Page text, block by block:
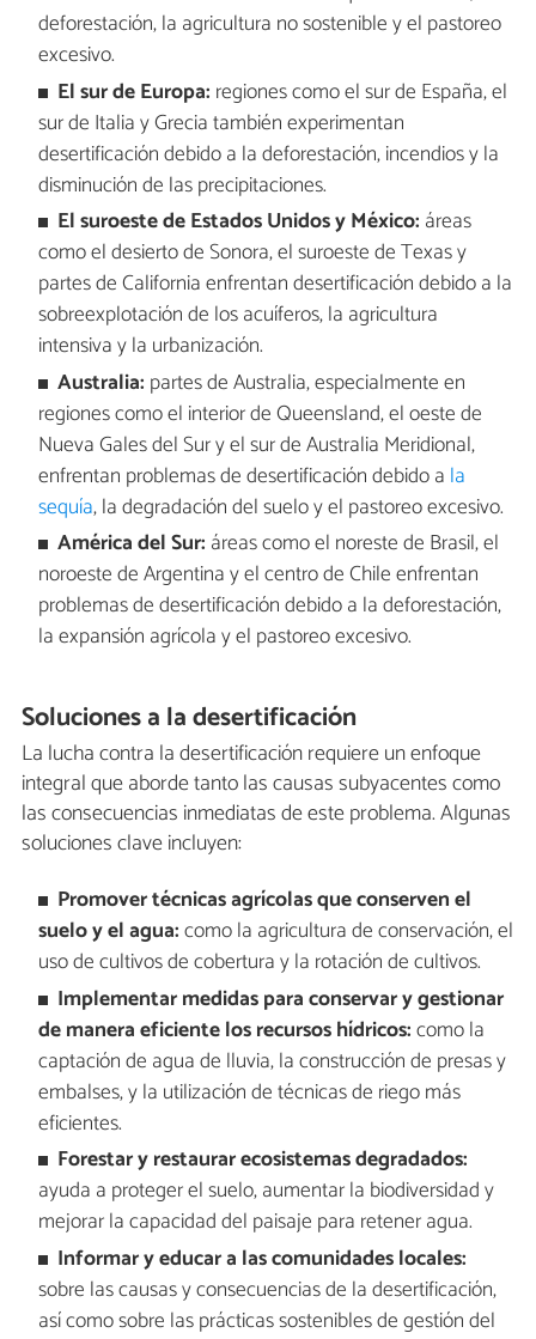
deforestación, la agricultura no sostenible y el pastoreo
excesivo.
El sur de Europa: regiones como el sur de España, el
sur de Italia y Grecia también experimentan
desertificación debido a la deforestación, incendios y la
disminución de las precipitaciones.
El suroeste de Estados Unidos y México: áreas
como el desierto de Sonora, el suroeste de Texas y
partes de California enfrentan desertificación debido a la
sobreexplotación de los acuíferos, la agricultura
intensiva y la urbanización.
Australia: partes de Australia, especialmente en
regiones como el interior de Queensland, el oeste de
Nueva Gales del Sur y el sur de Australia Meridional,
enfrentan problemas de desertificación debido a la
sequía, la degradación del suelo y el pastoreo excesivo.
América del Sur: áreas como el noreste de Brasil, el
noroeste de Argentina y el centro de Chile enfrentan
problemas de desertificación debido a la deforestación,
la expansión agrícola y el pastoreo excesivo.
Soluciones a la desertificación
La lucha contra la desertificación requiere un enfoque
integral que aborde tanto las causas subyacentes como
las consecuencias inmediatas de este problema. Algunas
soluciones clave incluyen:
Promover técnicas agrícolas que conserven el
suelo y el agua:como la agricultura de conservación, el
uso de cultivos de cobertura y la rotación de cultivos.
Implementar medidas para conservar y gestionar
de manera eficiente los recursos hídricos:como la
captación de agua de lluvia, la construcción de presas y
embalses, y la utilización de técnicas de riego más
eficientes.
Forestar y restaurar ecosistemas degradados:
ayuda a proteger el suelo, aumentar la biodiversidad y
mejorar la capacidad del paisaje para retener agua.
Informar y educar a las comunidades locales:
sobre las causas y consecuencias de la desertificación,
así como sobre las prácticas sostenibles de gestión del